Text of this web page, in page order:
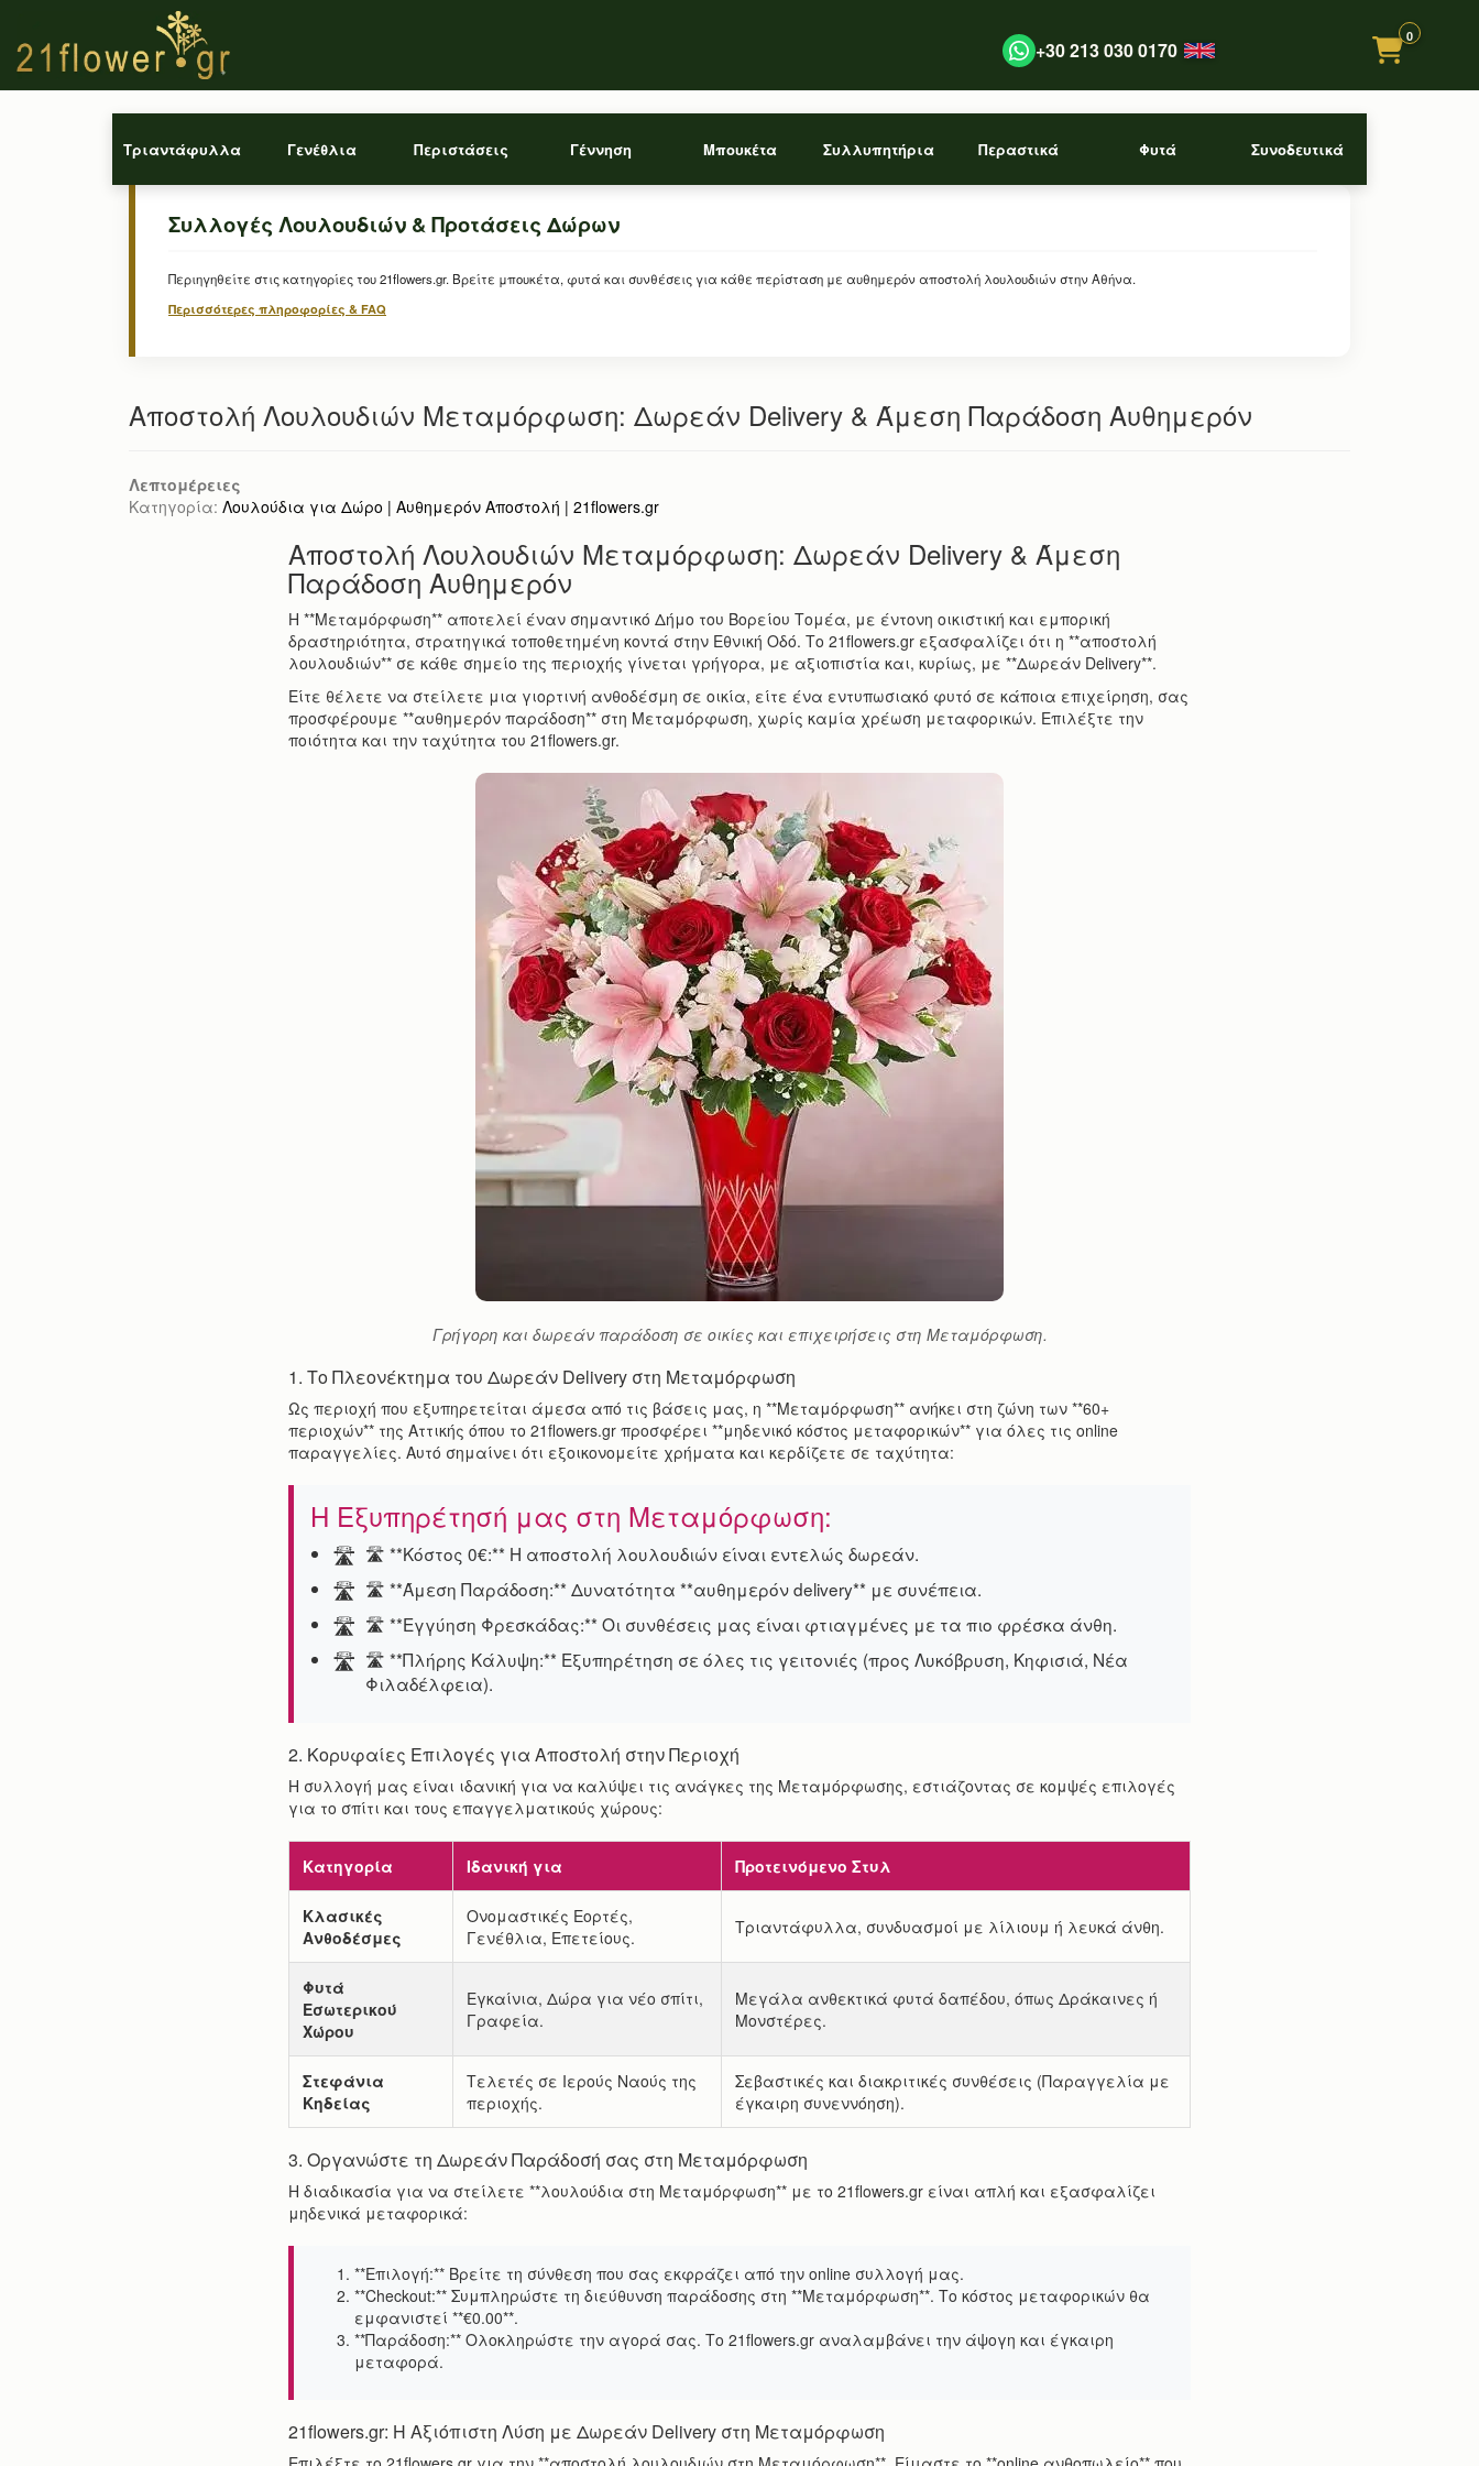
+30 213 030 0170
0
Τριαντάφυλλα Γενέθλια Περιστάσεις Γέννηση Μπουκέτα Συλλυπητήρια Περαστικά Φυτά Συνοδευτικά
Συλλογές Λουλουδιών & Προτάσεις Δώρων
Περιηγηθείτε στις κατηγορίες του 21flowers.gr. Βρείτε μπουκέτα, φυτά και συνθέσεις για κάθε περίσταση με αυθημερόν αποστολή λουλουδιών στην Αθήνα.
Περισσότερες πληροφορίες & FAQ
Αποστολή Λουλουδιών Μεταμόρφωση: Δωρεάν Delivery & Άμεση Παράδοση Αυθημερόν
Λεπτομέρειες
Κατηγορία: Λουλούδια για Δώρο | Αυθημερόν Αποστολή | 21flowers.gr
Αποστολή Λουλουδιών Μεταμόρφωση: Δωρεάν Delivery & Άμεση
Παράδοση Αυθημερόν
Η **Μεταμόρφωση** αποτελεί έναν σημαντικό Δήμο του Βορείου Τομέα, με έντονη οικιστική και εμπορική
δραστηριότητα, στρατηγικά τοποθετημένη κοντά στην Εθνική Οδό. Το 21flowers.gr εξασφαλίζει ότι η **αποστολή
λουλουδιών** σε κάθε σημείο της περιοχής γίνεται γρήγορα, με αξιοπιστία και, κυρίως, με **Δωρεάν Delivery**.
Είτε θέλετε να στείλετε μια γιορτινή ανθοδέσμη σε οικία, είτε ένα εντυπωσιακό φυτό σε κάποια επιχείρηση, σας
προσφέρουμε **αυθημερόν παράδοση** στη Μεταμόρφωση, χωρίς καμία χρέωση μεταφορικών. Επιλέξτε την
ποιότητα και την ταχύτητα του 21flowers.gr.
Γρήγορη και δωρεάν παράδοση σε οικίες και επιχειρήσεις στη Μεταμόρφωση.
1. Το Πλεονέκτημα του Δωρεάν Delivery στη Μεταμόρφωση
Ως περιοχή που εξυπηρετείται άμεσα από τις βάσεις μας, η **Μεταμόρφωση** ανήκει στη ζώνη των **60+
περιοχών** της Αττικής όπου το 21flowers.gr προσφέρει **μηδενικό κόστος μεταφορικών** για όλες τις online
παραγγελίες. Αυτό σημαίνει ότι εξοικονομείτε χρήματα και κερδίζετε σε ταχύτητα:
Η Εξυπηρέτησή μας στη Μεταμόρφωση:
🛣️ **Κόστος 0€:** Η αποστολή λουλουδιών είναι εντελώς δωρεάν.
🛣️ **Άμεση Παράδοση:** Δυνατότητα **αυθημερόν delivery** με συνέπεια.
🛣️ **Εγγύηση Φρεσκάδας:** Οι συνθέσεις μας είναι φτιαγμένες με τα πιο φρέσκα άνθη.
🛣️ **Πλήρης Κάλυψη:** Εξυπηρέτηση σε όλες τις γειτονιές (προς Λυκόβρυση, Κηφισιά, Νέα
Φιλαδέλφεια).
2. Κορυφαίες Επιλογές για Αποστολή στην Περιοχή
Η συλλογή μας είναι ιδανική για να καλύψει τις ανάγκες της Μεταμόρφωσης, εστιάζοντας σε κομψές επιλογές
για το σπίτι και τους επαγγελματικούς χώρους:
Κατηγορία Ιδανική για Προτεινόμενο Στυλ
Κλασικές
Ανθοδέσμες
Ονομαστικές Εορτές,
Γενέθλια, Επετείους.
Τριαντάφυλλα, συνδυασμοί με λίλιουμ ή λευκά άνθη.
Φυτά
Εσωτερικού
Χώρου
Εγκαίνια, Δώρα για νέο σπίτι,
Γραφεία.
Μεγάλα ανθεκτικά φυτά δαπέδου, όπως Δράκαινες ή
Μονστέρες.
Στεφάνια
Κηδείας
Τελετές σε Ιερούς Ναούς της
περιοχής.
Σεβαστικές και διακριτικές συνθέσεις (Παραγγελία με
έγκαιρη συνεννόηση).
3. Οργανώστε τη Δωρεάν Παράδοσή σας στη Μεταμόρφωση
Η διαδικασία για να στείλετε **λουλούδια στη Μεταμόρφωση** με το 21flowers.gr είναι απλή και εξασφαλίζει
μηδενικά μεταφορικά:
**Επιλογή:** Βρείτε τη σύνθεση που σας εκφράζει από την online συλλογή μας.
**Checkout:** Συμπληρώστε τη διεύθυνση παράδοσης στη **Μεταμόρφωση**. Το κόστος μεταφορικών θα
εμφανιστεί **€0.00**.
**Παράδοση:** Ολοκληρώστε την αγορά σας. Το 21flowers.gr αναλαμβάνει την άψογη και έγκαιρη
μεταφορά.
21flowers.gr: Η Αξιόπιστη Λύση με Δωρεάν Delivery στη Μεταμόρφωση